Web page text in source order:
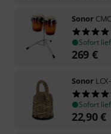
Sonor
Sofort
269 €
Sonor
Sofort
22,90€